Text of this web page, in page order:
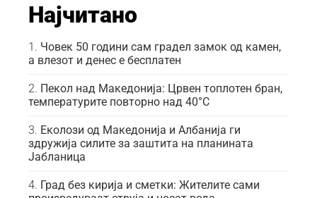
Најчитано
Човек 50 години сам градел замок од камен,
а влезот и денес е бесплатен
Пекол над Македонија: Црвен топлотен бран,
температурите повторно над 40°C
Еколози од Македонија и Албанија ги
здружија силите за заштита на планината
Јабланица
Град без кирија и сметки: Жителите сами